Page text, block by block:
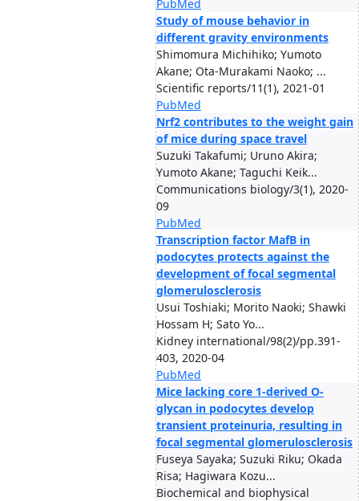
PubMed
Study of mouse behavior in
different gravity environments
Shimomura Michihiko; Yumoto
Akane; Ota-Murakami Naoko; ...
Scientific reports/11(1), 2021-01
PubMed
Nrf2 contributes to the weight gain
of mice during space travel
Suzuki Takafumi; Uruno Akira;
Yumoto Akane; Taguchi Keik...
Communications biology/3(1), 2020-
09
PubMed
Transcription factor MafB in
podocytes protects against the
development of focal segmental
glomerulosclerosis
Usui Toshiaki; Morito Naoki; Shawki
Hossam H; Sato Yo...
Kidney international/98(2)/pp.391-
403, 2020-04
PubMed
Mice lacking core 1-derived O-
glycan in podocytes develop
transient proteinuria, resulting in
focal segmental glomerulosclerosis
Fuseya Sayaka; Suzuki Riku; Okada
Risa; Hagiwara Kozu...
Biochemical and biophysical